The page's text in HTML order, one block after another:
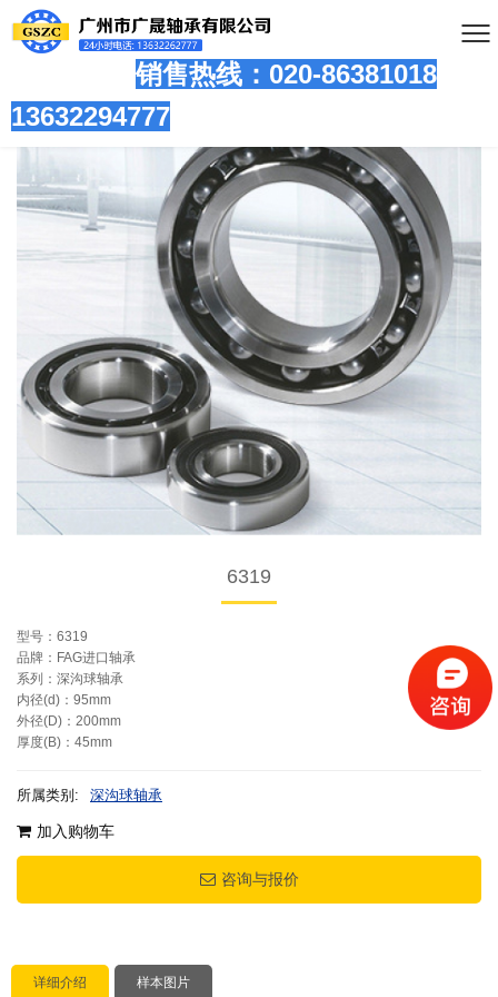
销售热线：020-86381018
13632294777
6319
型号：6319
品牌：FAG进口轴承
系列：深沟球轴承
内径(d)：95mm
外径(D)：200mm
厚度(B)：45mm
所属类别: 深沟球轴承
加入购物车
咨询与报价
详细介绍 样本图片